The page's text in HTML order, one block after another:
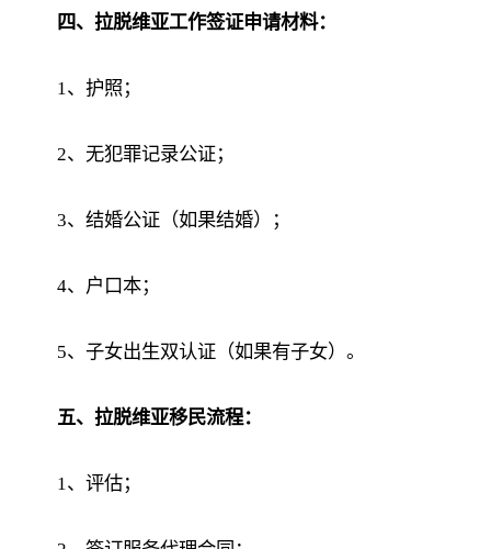
四、拉脱维亚工作签证申请材料：
1、护照；
2、无犯罪记录公证；
3、结婚公证（如果结婚）；
4、户口本；
5、子女出生双认证（如果有子女）。
五、拉脱维亚移民流程：
1、评估；